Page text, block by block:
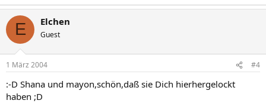
E Elchen
Guest
1 März 2004 #4
:-D Shana und mayon,schön,daß sie Dich hierhergelockt
haben ;D